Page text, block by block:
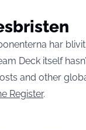
har
Deck itself
and other
Register.